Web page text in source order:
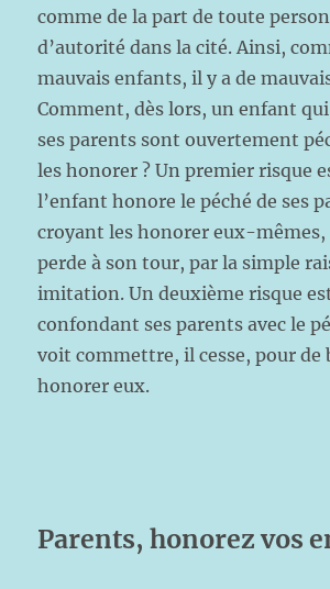
comme de la part de toute
d’autorité dans la cité. Ainsi,
mauvais enfants, il y a de
Comment, dès lors, un enfant
ses parents sont ouvertement
les honorer ? Un premier risque
l’enfant honore le péché de ses
croyant les honorer eux-mêmes,
perde à son tour, par la simple
imitation. Un deuxième risque
confondant ses parents avec le
voit commettre, il cesse, pour de
honorer eux.
Parents, honorez vos